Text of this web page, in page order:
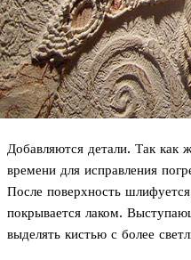
Добавляются детали. Так как
времени для исправления
После поверхность
покрывается лаком.
выделять кистью с более